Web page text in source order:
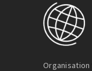
Organisation